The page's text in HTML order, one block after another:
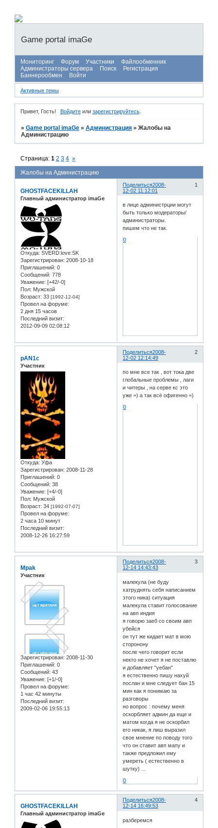
Game portal imaGe
Мониторинг Форум Участники
Файлообменник
Администраторы сервера
Поиск
Регистрация
Баннерообмен
Войти
Активные темы
Привет, Гость! Войдитеили зарегистрируйтесь.
»Game portal imaGe »Администрация »Жалобы на
Администрацию
Жалобы на Администрацию
Страница:1 2 3 4 »
Поделиться 1
2008-
12-02 11:12:01
GHOSTFACEKILLAH
Главный администратор imaGe
Откуда: SVERD:love:SK
Зарегистрирован: 2008-10-18
Приглашений: 0
Сообщений: 778
Уважение: [+42/-0]
Пол: Мужской
Возраст: 33 [1992-12-04]
Провел на форуме:
2 дня 15 часов
Последний визит:
2012-09-09 02:08:12
в лице администрции могут
быть только модераторы/
администраторы.
пишем что не так.
0
Поделиться 2
2008-
12-02 12:14:49
pAN1c
Участник
Откуда: Уфа
Зарегистрирован: 2008-11-28
Приглашений: 0
Сообщений: 38
Уважение: [+4/-0]
Пол: Мужской
Возраст: 34 [1992-07-07]
Провел на форуме:
2 часа 10 минут
Последний визит:
2008-12-26 16:27:59
по мне все так , вот тока две
глобальные проблемы , лаги
и читеры , на серве кс это
уже =) а так всё офигенно =)
0
Поделиться 3
2008-
12-14 14:43:43
Mpak
Участник
Зарегистрирован: 2008-11-30
Приглашений: 0
Сообщений: 43
Уважение: [+1/-0]
Провел на форуме:
1 час 42 минуты
Последний визит:
2009-02-06 19:55:13
малекула (не буду
хатруднять себя написанием
этого ника) ситуация
малекула ставит голосование
на авп индия
я говорю заеб со своим авп
убейся
он тут же кидает мат в мою
сторонону
после чего говорит если
некто не хочет я не поставлю
и добавляет "уебан"
я естественно пишу нахуй
послан и мне следует бан 15
мин как я понимаю за
разговоры
но вопрос : почему меня
оскорбляет админ да еще и
матом когда я не оскорбил
его никак, я лиш выразил
свое мнение по поводу того
что он ставит авп мапу и
также предложил ему
умереть ( естественно в
шутку) ...
0
Поделиться 4
2008-
12-14 16:49:53
GHOSTFACEKILLAH
Главный администратор imaGe
разберемся